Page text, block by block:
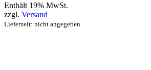
Enthält 19% MwSt.
zzgl. Versand
Lieferzeit: nicht angegeben